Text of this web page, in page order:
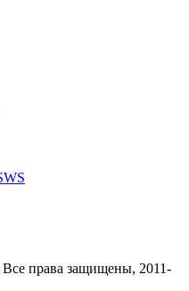
права защищены, 2011-